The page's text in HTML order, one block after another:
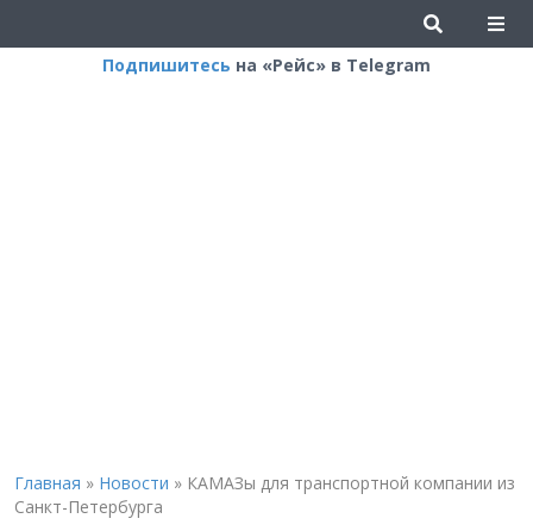
Подпишитесь на «Рейс» в Telegram
Главная » Новости » КАМАЗы для транспортной компании из
Санкт-Петербурга